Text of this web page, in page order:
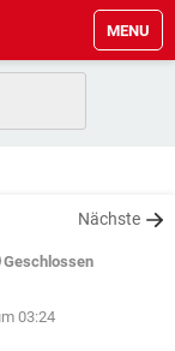
MENU
Nächste
Geschlossen
03:24